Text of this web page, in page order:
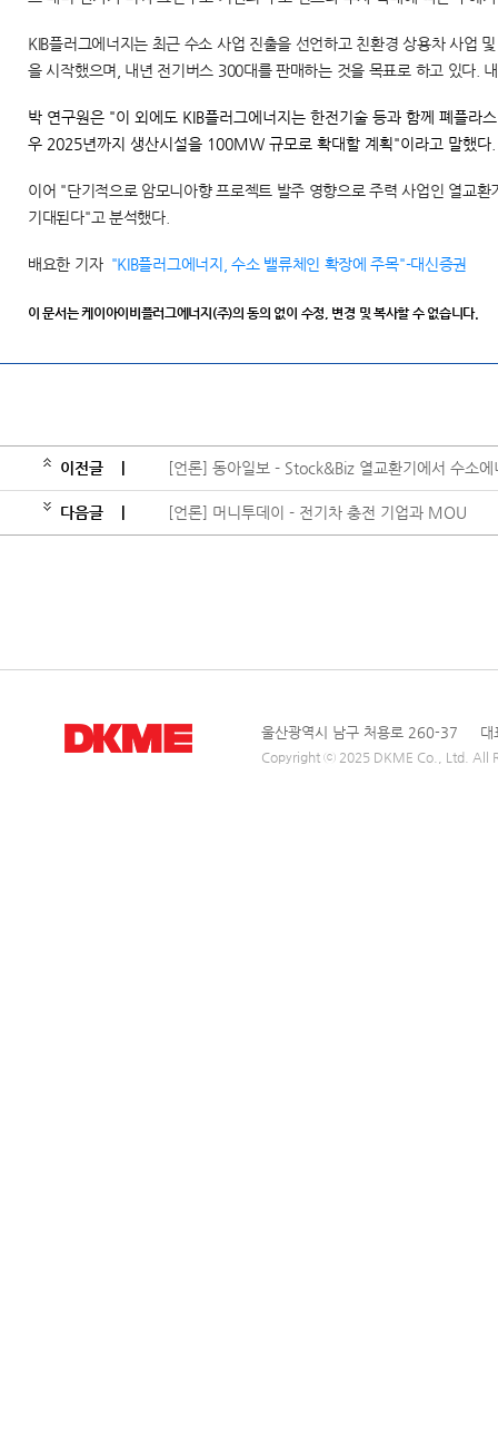
KIB플러그에너지는 최근 수소 사업 진출을 선언하고 친환경 상용차 사업
을 시작했으며, 내년 전기버스 300대를 판매하는 것을 목표로 하고 있다.
박 연구원은 "이 외에도 KIB플러그에너지는 한전기술 등과 함께 폐플라
우 2025년까지 생산시설을 100MW 규모로 확대할 계획"이라고 말했다.
이어 "단기적으로 암모니아향 프로젝트 발주 영향으로 주력 사업인 열교
기대된다"고 분석했다.
배요한 기자 "KIB플러그에너지, 수소 밸류체인 확장에 주목"-대신증권
이 문서는 케이아이비플러그에너지(주)의 동의 없이 수정, 변경 및 복사할 수 없습니다.
이전글 [언론] 동아일보 - Stock&Biz 열교환기에서 수소
다음글 [언론] 머니투데이 - 전기차 충전 기업과 MOU
울산광역시 남구 처용로 260-37
Copyright ⓒ 2025 DKME Co., Ltd. All